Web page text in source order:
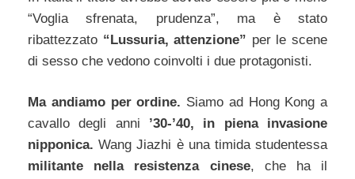
“Voglia sfrenata, prudenza”, ma è stato
ribattezzato “Lussuria, attenzione” per le scene
di sesso che vedono coinvolti i due protagonisti.
Ma andiamo per ordine. Siamo ad Hong Kong a
cavallo degli anni ’30-’40, in piena invasione
nipponica. Wang Jiazhi è una timida studentessa
militante nella resistenza cinese, che ha il